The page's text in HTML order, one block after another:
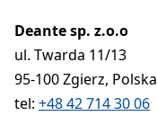
Deante sp. z.o.o
ul. Twarda 11/13
95-100 Zgierz, Polska
tel: +48 42 714 30 06